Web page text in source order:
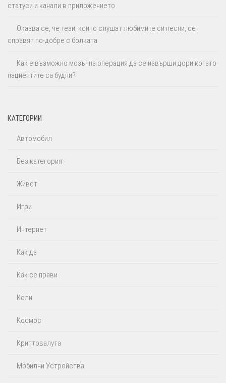
статуси и канали в приложението
Оказва се, че тези, които слушат любимите си песни, се
справят по-добре с болката
Как е възможно мозъчна операция да се извърши дори когато
пациентите са будни?
КАТЕГОРИИ
Автомобил
Без категория
Живот
Игри
Интернет
Как да
Как се прави
Коли
Космос
Криптовалута
Мобилни Устройства